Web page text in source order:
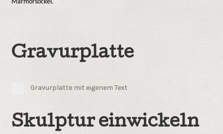
Marmorsockel.
Gravurplatte
Gravurplatte mit eigenem Text
Skulptur einwickeln